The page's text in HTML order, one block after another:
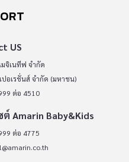
US
มจิเนทีฟ จำกัด
อเรชั่นส์ จำกัด (มหาชน)
ต่อ 4510
Amarin Baby&Kids
ต่อ 4775